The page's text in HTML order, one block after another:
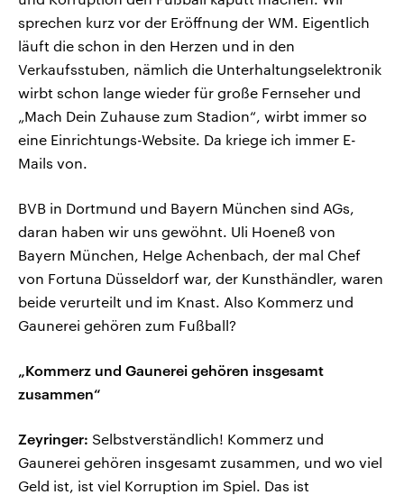
sprechen kurz vor der Eröffnung der WM. Eigentlich
läuft die schon in den Herzen und in den
Verkaufsstuben, nämlich die Unterhaltungselektronik
wirbt schon lange wieder für große Fernseher und
„Mach Dein Zuhause zum Stadion“, wirbt immer so
eine Einrichtungs-Website. Da kriege ich immer E-
Mails von.
BVB in Dortmund und Bayern München sind AGs,
daran haben wir uns gewöhnt. Uli Hoeneß von
Bayern München, Helge Achenbach, der mal Chef
von Fortuna Düsseldorf war, der Kunsthändler, waren
beide verurteilt und im Knast. Also Kommerz und
Gaunerei gehören zum Fußball?
„Kommerz und Gaunerei gehören insgesamt
zusammen“
Zeyringer: Selbstverständlich! Kommerz und
Gaunerei gehören insgesamt zusammen, und wo viel
Geld ist, ist viel Korruption im Spiel. Das ist